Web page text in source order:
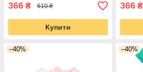
366 ₴ 610 ₴
Купити
366 ₴
–40% –40%